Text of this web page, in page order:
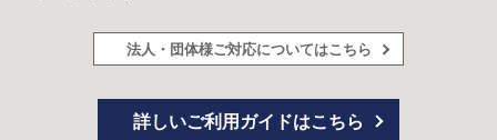
法人・団体様ご対応についてはこちら
詳しいご利用ガイドはこちら